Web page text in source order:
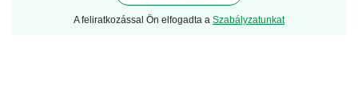
A feliratkozással Ön elfogadta a Szabályzatunkat